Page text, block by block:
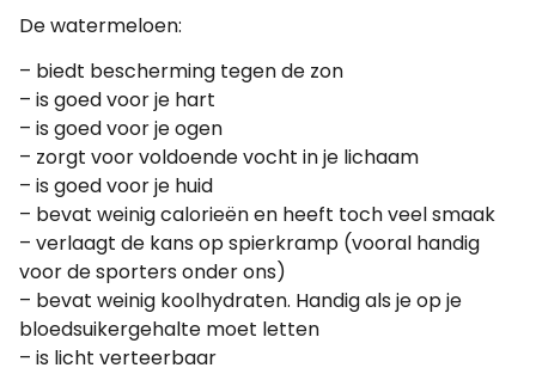
De watermeloen:
– biedt bescherming tegen de zon
– is goed voor je hart
– is goed voor je ogen
– zorgt voor voldoende vocht in je lichaam
– is goed voor je huid
– bevat weinig calorieën en heeft toch veel smaak
– verlaagt de kans op spierkramp (vooral handig
voor de sporters onder ons)
– bevat weinig koolhydraten. Handig als je op je
bloedsuikergehalte moet letten
– is licht verteerbaar